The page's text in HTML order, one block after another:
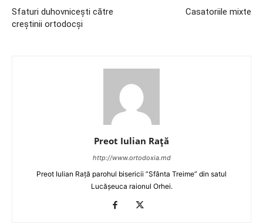
Sfaturi duhovniceşti către
creştinii ortodocşi
Casatoriile mixte
Preot Iulian Raţă
http://www.ortodoxia.md
Preot Iulian Rață parohul bisericii ”Sfânta Treime” din satul
Lucășeuca raionul Orhei.